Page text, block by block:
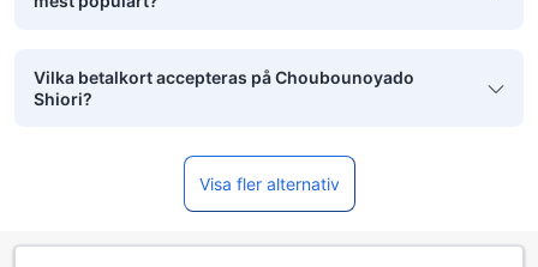
Vilka betalkort accepteras på Choubounoyado
Shiori?
Visa fler alternativ